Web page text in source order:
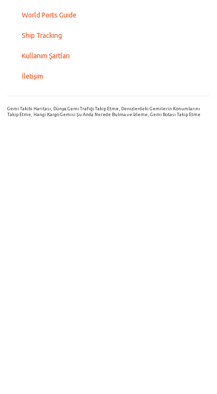
World Ports Guide
Ship Tracking
Kullanım Şartları
İletişim
Gemi Takibi Haritası, Dünya Gemi Trafiği Takip Etme, Denizlerdeki Gemilerin Konumlarını
Takip Etme, Hangi Kargo Gemisi Şu Anda Nerede Bulma ve İzleme, Gemi Rotası Takip Etme